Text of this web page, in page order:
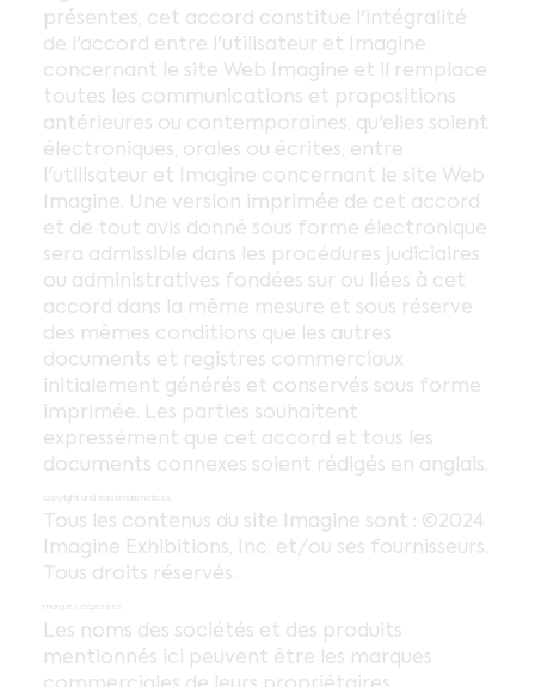
présentes, cet accord constitue l'intégralité
de l'accord entre l'utilisateur et Imagine
concernant le site Web Imagine et il remplace
toutes les communications et propositions
antérieures ou contemporaines, qu'elles soient
électroniques, orales ou écrites, entre
l'utilisateur et Imagine concernant le site Web
Imagine. Une version imprimée de cet accord
et de tout avis donné sous forme électronique
sera admissible dans les procédures judiciaires
ou administratives fondées sur ou liées à cet
accord dans la même mesure et sous réserve
des mêmes conditions que les autres
documents et registres commerciaux
initialement générés et conservés sous forme
imprimée. Les parties souhaitent
expressément que cet accord et tous les
documents connexes soient rédigés en anglais.
copyright and trademark notices
Tous les contenus du site Imagine sont : ©2024
Imagine Exhibitions, Inc. et/ou ses fournisseurs.
Tous droits réservés.
marques déposées
Les noms des sociétés et des produits
mentionnés ici peuvent être les marques